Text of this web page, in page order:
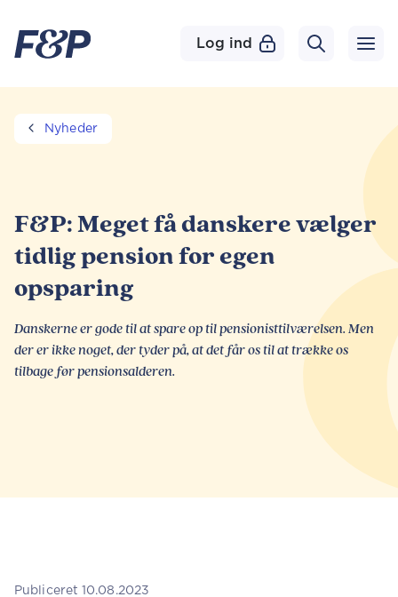
Log ind
Nyheder
F&P: Meget få danskere vælger
tidlig pension for egen
opsparing
Danskerne er gode til at spare op til pensionisttilværelsen. Men
der er ikke noget, der tyder på, at det får os til at trække os
tilbage før pensionsalderen.
Publiceret 10.08.2023